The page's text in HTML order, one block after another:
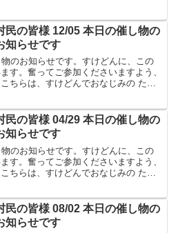
民の皆様 12/05 本日の催し物の
知らせです
のお知らせです。すけどんに、この
す。奮ってご参加くださいますよう、
ちらは、すけどんでおなじみの たま
民の皆様 04/29 本日の催し物の
知らせです
のお知らせです。すけどんに、この
す。奮ってご参加くださいますよう、
ちらは、すけどんでおなじみの たま
民の皆様 08/02 本日の催し物の
知らせです